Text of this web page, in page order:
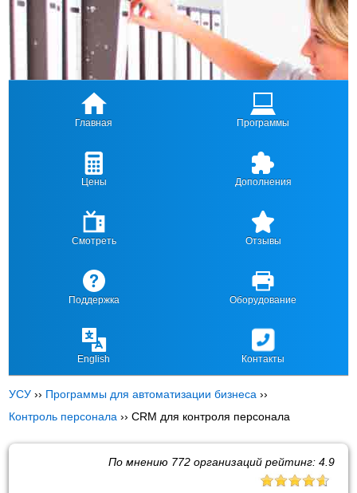
Главная Программы
Цены Дополнения
Смотреть Отзывы
Поддержка Оборудование
English Контакты
УСУ ›› Программы для автоматизации бизнеса ››
Контроль персонала ››CRM для контроля персонала
По мнению 772организаций рейтинг: 4.9